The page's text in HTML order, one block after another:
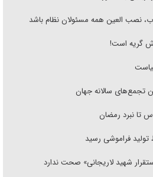
نصب العین همه مسئولان نظام باشد
گریه است!
تجمع‌های سالانه جهان
تا نبرد رمضان
تولید فراموشی رسید
شهید لاریجانی» صحت ندارد